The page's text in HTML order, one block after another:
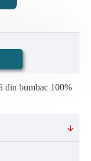
din bumbac 100%